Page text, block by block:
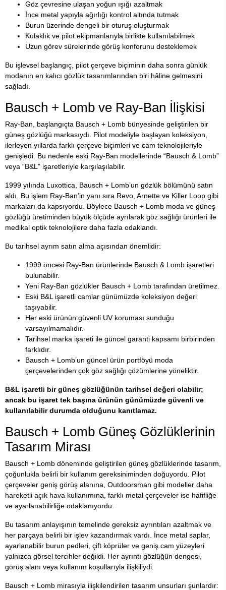
Göz çevresine ulaşan yoğun ışığı azaltmak
İnce metal yapıyla ağırlığı kontrol altında tutmak
Burun üzerinde dengeli bir oturuş oluşturmak
Kulaklık ve pilot ekipmanlarıyla birlikte kullanılabilmek
Uzun görev sürelerinde görüş konforunu desteklemek
Bu işlevsel başlangıç, pilot çerçeve biçiminin daha sonra günlük
modanın en kalıcı gözlük tasarımlarından biri hâline gelmesini
sağladı.
Bausch + Lomb ve Ray-Ban İlişkisi
Ray-Ban, başlangıçta Bausch + Lomb bünyesinde geliştirilen bir
güneş gözlüğü markasıydı. Pilot modeliyle başlayan koleksiyon,
ilerleyen yıllarda farklı çerçeve biçimleri ve cam teknolojileriyle
genişledi. Bu nedenle eski Ray-Ban modellerinde “Bausch & Lomb”
veya “B&L” işaretleriyle karşılaşılabilir.
1999 yılında Luxottica, Bausch + Lomb’un gözlük bölümünü satın
aldı. Bu işlem Ray-Ban’in yanı sıra Revo, Arnette ve Killer Loop gibi
markaları da kapsıyordu. Böylece Bausch + Lomb moda ve güneş
gözlüğü üretiminden büyük ölçüde ayrılarak göz sağlığı ürünleri ile
medikal optik teknolojilere daha fazla odaklandı.
Bu tarihsel ayrım satın alma açısından önemlidir:
1999 öncesi Ray-Ban ürünlerinde Bausch & Lomb işaretleri
bulunabilir.
Yeni Ray-Ban gözlükler Bausch + Lomb tarafından üretilmez.
Eski B&L işaretli camlar günümüzde koleksiyon değeri
taşıyabilir.
Her eski ürünün güvenli UV koruması sunduğu
varsayılmamalıdır.
Tarihsel marka işareti ile güncel garanti kapsamı birbirinden
farklıdır.
Bausch + Lomb’un güncel ürün portföyü moda
çerçevelerinden çok göz sağlığı çözümlerine yöneliktir.
B&L işaretli bir güneş gözlüğünün tarihsel değeri olabilir;
ancak bu işaret tek başına ürünün günümüzde güvenli ve
kullanılabilir durumda olduğunu kanıtlamaz.
Bausch + Lomb Güneş Gözlüklerinin
Tasarım Mirası
Bausch + Lomb döneminde geliştirilen güneş gözlüklerinde tasarım,
çoğunlukla belirli bir kullanım gereksiniminden doğuyordu. Pilot
çerçeveler geniş görüş alanına, Outdoorsman gibi modeller daha
hareketli açık hava kullanımına, farklı metal çerçeveler ise hafifliğe
ve ayarlanabilirliğe odaklanıyordu.
Bu tasarım anlayışının temelinde gereksiz ayrıntıları azaltmak ve
her parçaya belirli bir işlev kazandırmak vardı. İnce metal saplar,
ayarlanabilir burun pedleri, çift köprüler ve geniş cam yüzeyleri
yalnızca görsel tercihler değildi. Her ayrıntı gözlüğün dengesi,
görüş alanı veya kullanım koşullarıyla ilişkiliydi.
Bausch + Lomb mirasıyla ilişkilendirilen tasarım unsurları şunlardır: